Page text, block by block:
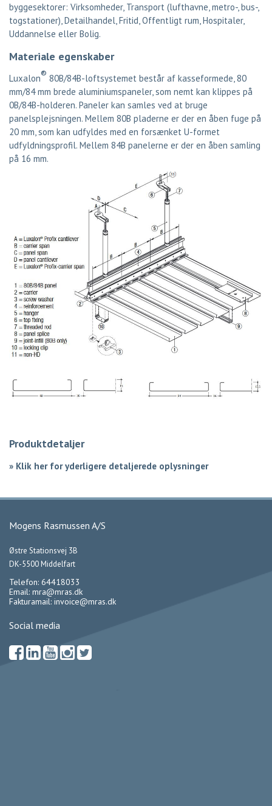
byggesektorer: Virksomheder, Transport (lufthavne, metro-, bus-,
togstationer), Detailhandel, Fritid, Offentligt rum, Hospitaler,
Uddannelse eller Bolig.
Materiale egenskaber
Luxalon® 80B/84B-loftsystemet består af kasseformede, 80
mm/84 mm brede aluminiumspaneler, som nemt kan klippes på
0B/84B-holderen. Paneler kan samles ved at bruge
panelsplejsningen. Mellem 80B pladerne er der en åben fuge på
20 mm, som kan udfyldes med en forsænket U-formet
udfyldningsprofil. Mellem 84B panelerne er der en åben samling
på 16 mm.
Produktdetaljer
» Klik her for yderligere detaljerede oplysninger
Mogens Rasmussen A/S
Østre Stationsvej 3B
DK-5500 Middelfart
Telefon: 64418033
Email: mra@mras.dk
Fakturamail: invoice@mras.dk
Social media